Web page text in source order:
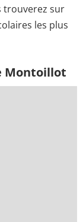
trouverez sur
les plus
Montoillot